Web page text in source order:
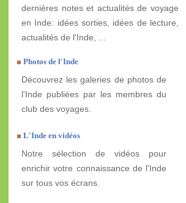
dernières notes et actualités de voyage
en Inde: idées sorties, idées de lecture,
actualités de l'Inde, ...
Photos de l'Inde
Découvrez les galeries de photos de
l'Inde publiées par les membres du
club des voyages.
L'Inde en vidéos
Notre sélection de vidéos pour
enrichir votre connaissance de l'Inde
sur tous vos écrans.